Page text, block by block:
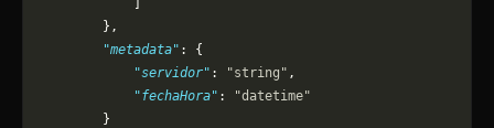
        },
        "metadata"
: {
            "servidor"
: "string" ,
            "fechaHora"
:
"datetime"
        }